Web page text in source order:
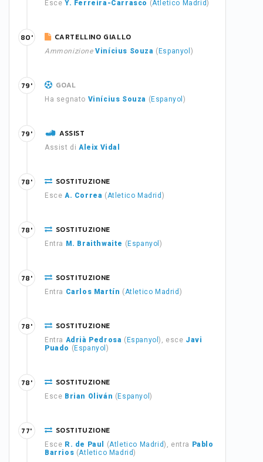
Esce Y. Ferreira-Carrasco (Atletico Madrid)
CARTELLINO GIALLO
Ammonizione Vinícius Souza ( Espanyol )
80'
GOAL
Ha segnato Vinícius Souza ( Espanyol)
79'
ASSIST
Assist di Aleix Vidal
79'
SOSTITUZIONE
Esce A. Correa (Atletico Madrid )
78'
SOSTITUZIONE
Entra M. Braithwaite ( Espanyol)
78'
SOSTITUZIONE
Entra Carlos Martín (Atletico Madrid )
78'
SOSTITUZIONE
Entra Adrià Pedrosa ( Espanyol), esce Javi
Puado ( Espanyol)
78'
SOSTITUZIONE
Esce Brian Oliván ( Espanyol)
78'
SOSTITUZIONE
Esce R. de Paul (Atletico Madrid), entra
Pablo
Barrios (Atletico Madrid)
77'